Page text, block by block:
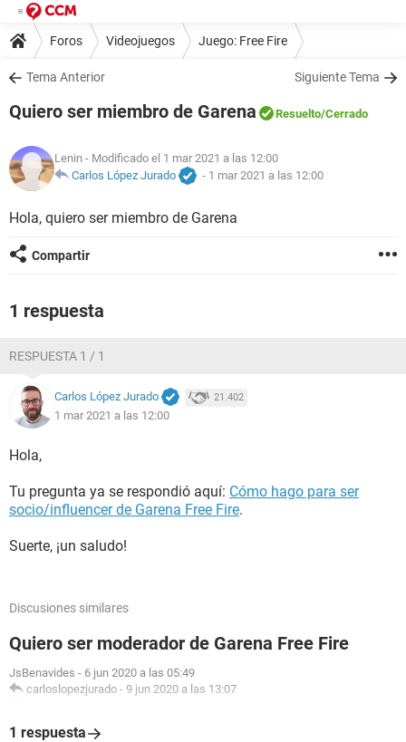
Foros Videojuegos Juego: Free Fire
Tema Anterior Siguiente Tema
Quiero ser miembro de Garena Resuelto/Cerrado
Lenin - Modificado el 1 mar 2021 a las 12:00
Carlos López Jurado
- 1 mar 2021 a las 12:00
Hola, quiero ser miembro de Garena
Compartir
1 respuesta
RESPUESTA 1 / 1
Carlos López Jurado 21.402
1 mar 2021 a las 12:00
Hola,
Tu pregunta ya se respondió aquí: Cómo hago para ser
socio/influencer de Garena Free Fire.
Suerte, ¡un saludo!
Discusiones similares
Quiero ser moderador de Garena Free Fire
JsBenavides - 6 jun 2020 a las 05:49
carloslopezjurado - 9 jun 2020 a las 13:07
1 respuesta